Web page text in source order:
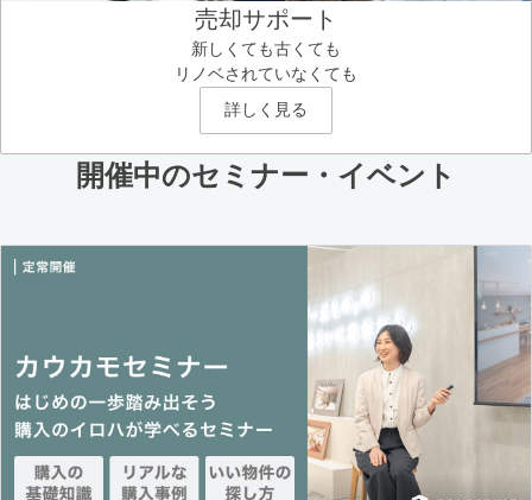
売却サポート
新しくても古くても
リノベされていなくても
詳しく見る
開催中のセミナー・イベント